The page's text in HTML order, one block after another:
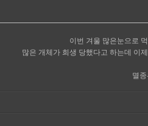
이번 겨울 많은눈으로
많은 개체가 희생 당했다고 하는데 이
멸